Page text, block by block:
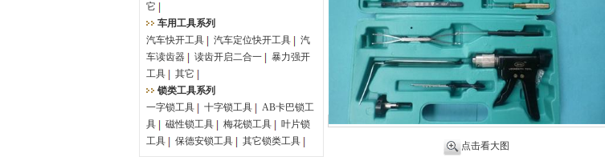
它
车用工具系列
汽车快开工具
汽车定位快开工具
汽
车读齿器
读齿开启二合一
暴力强开
工具
其它
锁类工具系列
一字锁工具
十字锁工具
AB卡巴锁工
具
磁性锁工具 梅花锁工具
叶片锁
工具
保德安锁工具 其它锁类工具 点击看大图